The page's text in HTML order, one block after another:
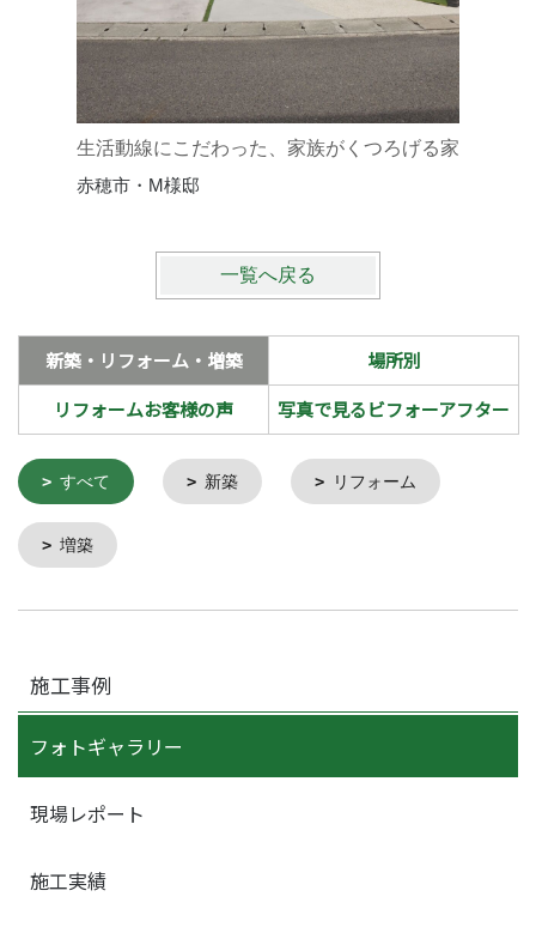
生活動線にこだわった、家族がくつろげる家
赤穂市・M様邸
一覧へ戻る
新築・リフォーム・増築
場所別
リフォームお客様の声
写真で見るビフォーアフター
すべて 新築 リフォーム
増築
施工事例
フォトギャラリー
現場レポート
施工実績